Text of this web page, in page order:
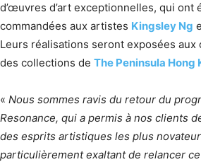
d’œuvres d’art exceptionnelles, qui ont
commandées aux artistes Kingsley Ng
Leurs réalisations seront exposées aux
des collections de The Peninsula Hong
« Nous sommes ravis du retour du
Resonance, qui a permis à nos clients
des esprits artistiques les plus
particulièrement exaltant de relancer